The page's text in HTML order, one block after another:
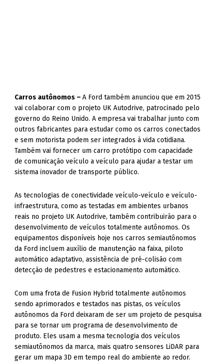
Carros autônomos –A Ford também anunciou que em 2015
vai colaborar com o projeto UK Autodrive, patrocinado pelo
governo do Reino Unido. A empresa vai trabalhar junto com
outros fabricantes para estudar como os carros conectados
e sem motorista podem ser integrados à vida cotidiana.
Também vai fornecer um carro protótipo com capacidade
de comunicação veículo a veículo para ajudar a testar um
sistema inovador de transporte público.
As tecnologias de conectividade veículo-veículo e veículo-
infraestrutura, como as testadas em ambientes urbanos
reais no projeto UK Autodrive, também contribuirão para o
desenvolvimento de veículos totalmente autônomos. Os
equipamentos disponíveis hoje nos carros semiautônomos
da Ford incluem auxílio de manutenção na faixa, piloto
automático adaptativo, assistência de pré-colisão com
detecção de pedestres e estacionamento automático.
Com uma frota de Fusion Hybrid totalmente autônomos
sendo aprimorados e testados nas pistas, os veículos
autônomos da Ford deixaram de ser um projeto de pesquisa
para se tornar um programa de desenvolvimento de
produto. Eles usam a mesma tecnologia dos veículos
semiautônomos da marca, mais quatro sensores LiDAR para
gerar um mapa 3D em tempo real do ambiente ao redor.